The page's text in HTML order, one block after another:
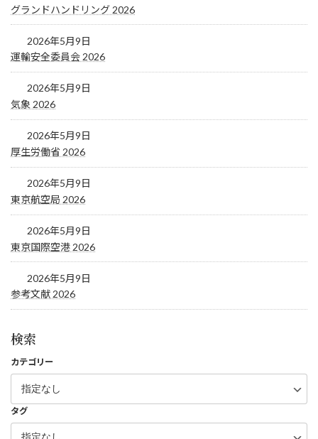
グランドハンドリング 2026
2026年5月9日
運輸安全委員会 2026
2026年5月9日
気象 2026
2026年5月9日
厚生労働省 2026
2026年5月9日
東京航空局 2026
2026年5月9日
東京国際空港 2026
2026年5月9日
参考文献 2026
検索
カテゴリー
タグ